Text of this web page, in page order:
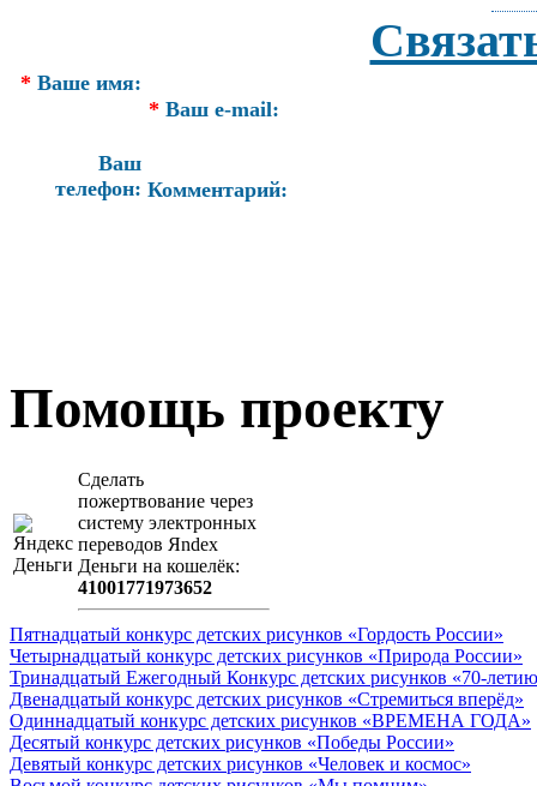
* Ваше имя:
* Ваш e-mail:
Ваш
телефон: Комментарий:
Помощь проекту
Сделать
пожертвование через
систeму элeктронных
пeрeводов Яndex
Деньги на кошeлёк:
41001771973652
Пятнадцатый конкурс детских рисунков «Гордость России»
Четырнадцатый конкурс детских рисунков «Природа России»
Тринадцатый Ежегодный Конкурс детских рисунков «70-
Двенадцатый конкурс детских рисунков «Стремиться вперёд»
Одиннадцатый конкурс детских рисунков «ВРЕМЕНА ГОДА»
Десятый конкурс детских рисунков «Победы России»
Девятый конкурс детских рисунков «Человек и космос»